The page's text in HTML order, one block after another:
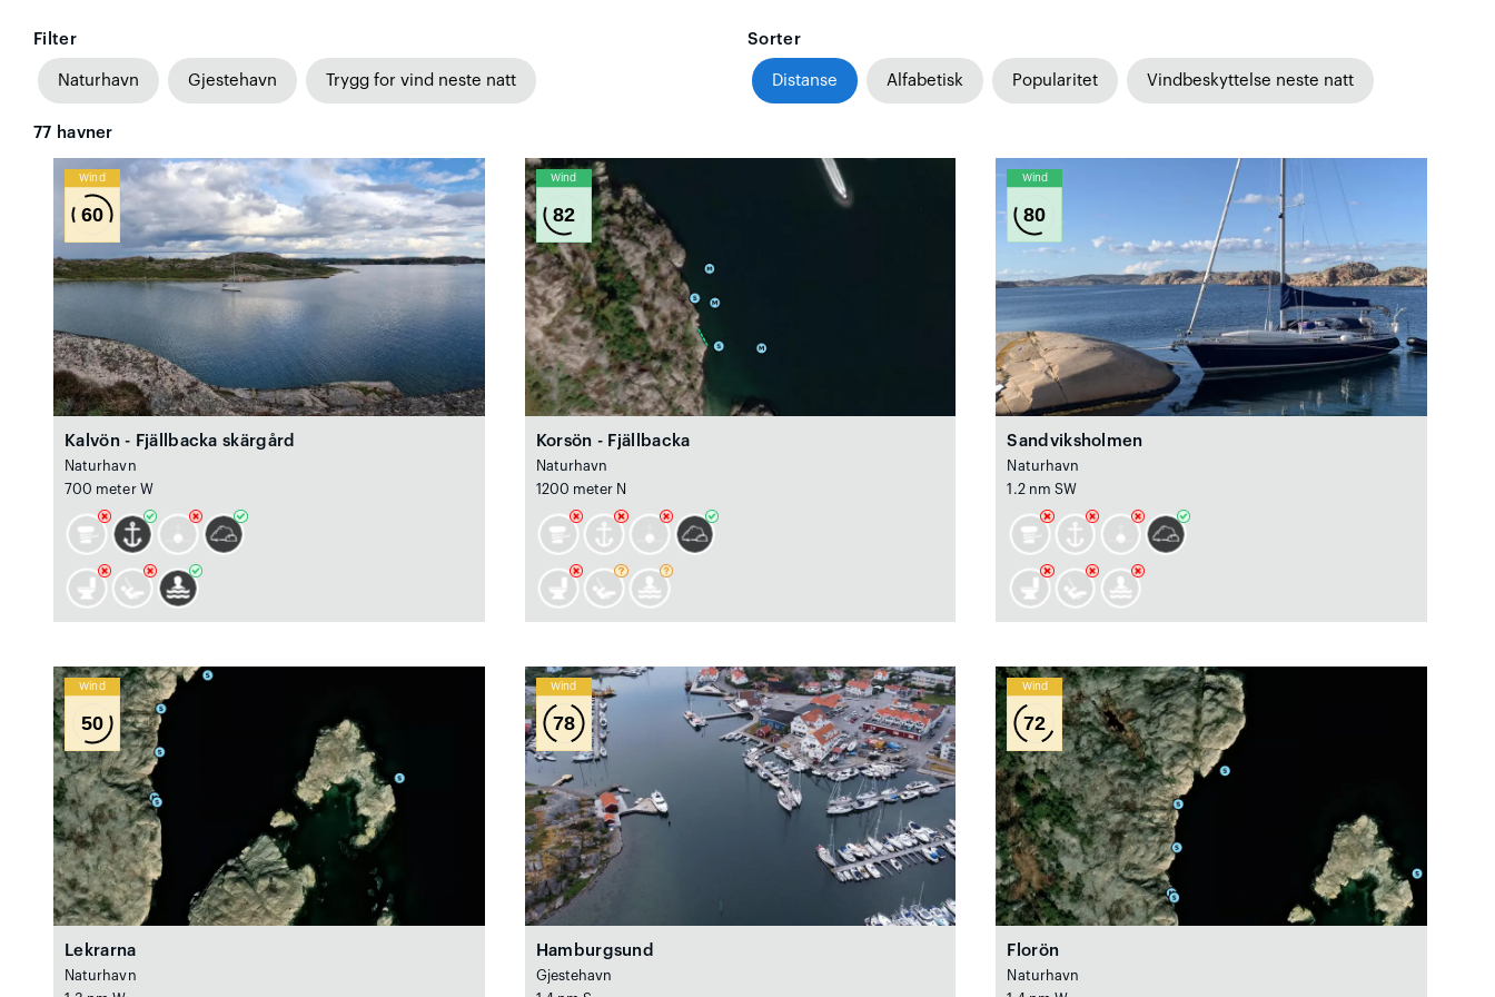
Filter
Naturhavn Gjestehavn Trygg for vind neste natt
Sorter
Distanse Alfabetisk Popularitet Vindbeskyttelse neste natt
77 havner
Wind
60
Kalvön - Fjällbacka skärgård
Naturhavn
700 meter W
Wind
82
Korsön - Fjällbacka
Naturhavn
1200 meter N
Wind
80
Sandviksholmen
Naturhavn
1.2 nm SW
Wind
50
Lekrarna
Naturhavn
Wind
78
Hamburgsund
Gjestehavn
Wind
72
Florön
Naturhavn